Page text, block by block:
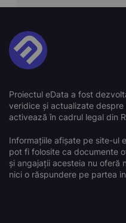
Proiectul eData a fost
veridice și actualizate
activează în cadrul legal din
Informațiile afișate pe site-ul
pot fi folosite ca documente
și angajații acesteia nu oferă
nici o răspundere pe partea